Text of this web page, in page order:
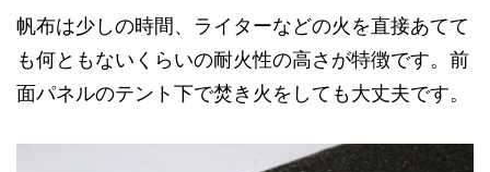
帆布は少しの時間、ライターなどの火を直接あてて
も何ともないくらいの耐火性の高さが特徴です。前
面パネルのテント下で焚き火をしても大丈夫です。